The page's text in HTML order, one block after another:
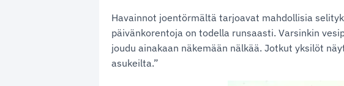
Havainnot joentörmältä tarjoavat mahdollisia
päivänkorentoja on todella runsaasti. Varsinkin
joudu ainakaan näkemään nälkää. Jotkut yksilöt
asukeilta.”